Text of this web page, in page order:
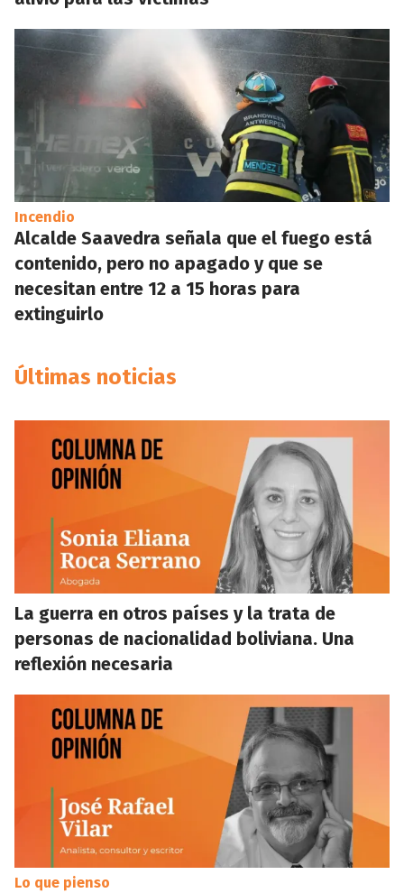
Incendio
Alcalde Saavedra señala que el fuego está
contenido, pero no apagado y que se
necesitan entre 12 a 15 horas para
extinguirlo
Últimas noticias
La guerra en otros países y la trata de
personas de nacionalidad boliviana. Una
reflexión necesaria
Lo que pienso